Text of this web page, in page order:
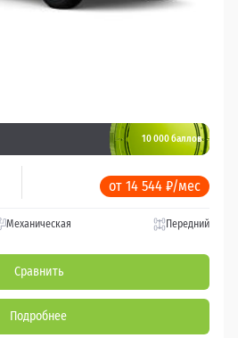
10 000 баллов
от 14 544 ₽/мес
Механическая Передний
Сравнить
Подробнее